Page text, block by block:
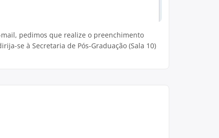
pedimos que realize o preenchimento
se à Secretaria de Pós-Graduação (Sala 10)